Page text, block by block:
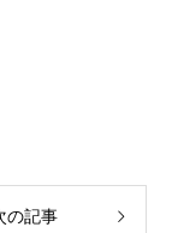
の記事